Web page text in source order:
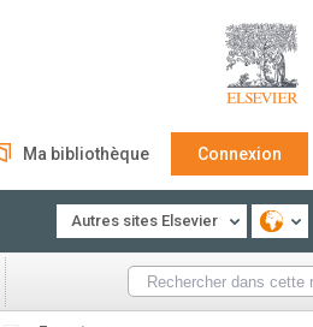
Ma bibliothèque Connexion
Autres sites Elsevier